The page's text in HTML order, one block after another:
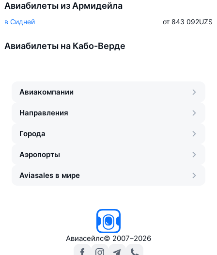
Авиабилеты из Армидейла
в Сидней от 843 092UZS
Авиабилеты на Кабо-Верде
Авиакомпании
Направления
Города
Аэропорты
Aviasales в мире
Авиасейлс© 2007–2026